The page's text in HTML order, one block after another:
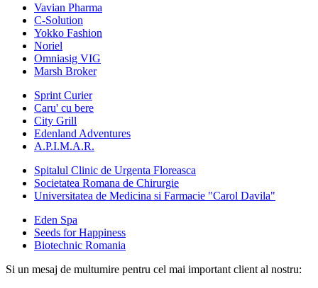
Vavian Pharma
C-Solution
Yokko Fashion
Noriel
Omniasig VIG
Marsh Broker
Sprint Curier
Caru' cu bere
City Grill
Edenland Adventures
A.P.I.M.A.R.
Spitalul Clinic de Urgenta Floreasca
Societatea Romana de Chirurgie
Universitatea de Medicina si Farmacie "Carol Davila"
Eden Spa
Seeds for Happiness
Biotechnic Romania
Si un mesaj de multumire pentru cel mai important client al nostru: